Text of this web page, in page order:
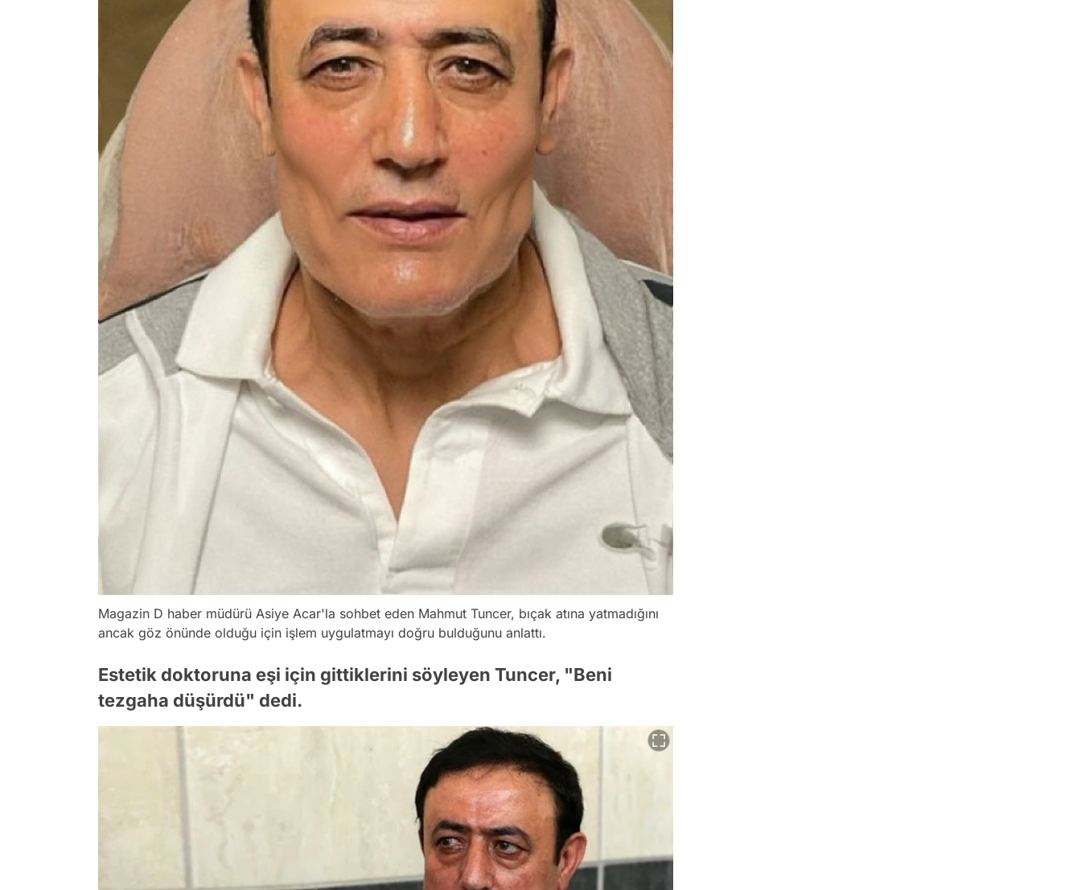
Magazin D haber müdürü Asiye Acar'la sohbet eden Mahmut Tuncer, bıçak atına yatmadığını
ancak göz önünde olduğu için işlem uygulatmayı doğru bulduğunu anlattı.
Estetik doktoruna eşi için gittiklerini söyleyen Tuncer, "Beni
tezgaha düşürdü" dedi.